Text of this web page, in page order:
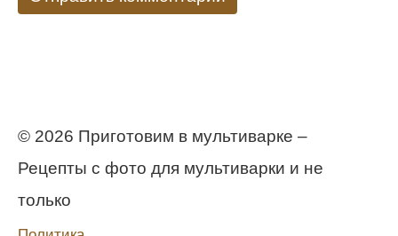
© 2026 Приготовим в мультиварке –
Рецепты с фото для мультиварки и не
только